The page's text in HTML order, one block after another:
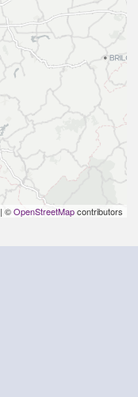
| ©OpenStreetMapcontributors